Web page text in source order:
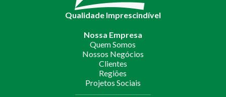
Qualidade Imprescindível
Nossa Empresa
Quem Somos
Nossos Negócios
Clientes
Regiões
Projetos Sociais